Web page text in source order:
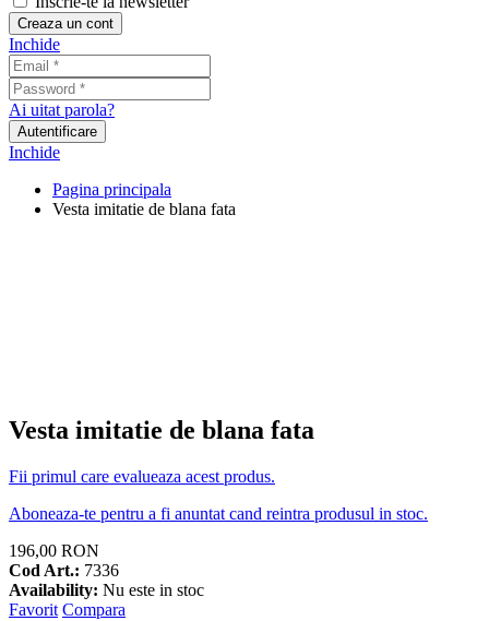
Creaza un cont
Inchide
Ai uitat parola?
Autentificare
Inchide
Pagina principala
Vesta imitatie de blana fata
Vesta imitatie de blana fata
Fii primul care evalueaza acest produs.
Aboneaza-te pentru a fi anuntat cand reintra produsul in stoc.
196,00 RON
Cod Art.: 7336
Availability: Nu este in stoc
Favorit Compara